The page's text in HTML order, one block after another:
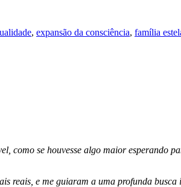
, expansão da consciência, família
como se houvesse algo maior esperando
reais, e me guiaram a uma profunda